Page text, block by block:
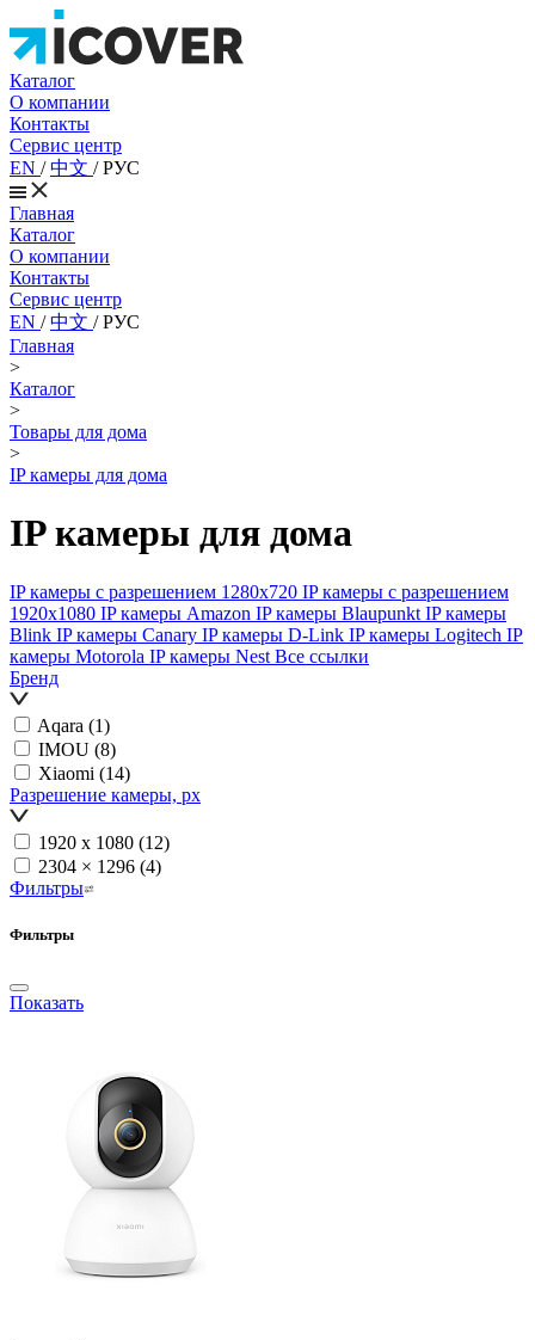
Каталог
О компании
Контакты
Сервис центр
EN /中文 /РУС
Главная
Каталог
О компании
Контакты
Сервис центр
EN /中文 /РУС
Главная
>
Каталог
>
Товары для дома
>
IP камеры для дома
IP камеры для дома
IP камеры с разрешением 1280х720 IP камеры с разрешением
1920х1080 IP камеры Amazon IP камеры Blaupunkt IP камеры
Blink IP камеры Canary IP камеры D-Link IP камеры Logitech IP
камеры Motorola IP камеры Nest Все ссылки
Бренд
Aqara (1)
IMOU (8)
Xiaomi (14)
Разрешение камеры, px
1920 х 1080 (12)
2304 × 1296 (4)
Фильтры
Фильтры
Показать